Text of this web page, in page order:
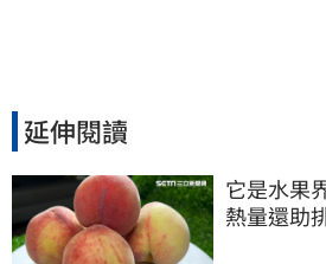
延伸閱讀
它是水果
熱量還助